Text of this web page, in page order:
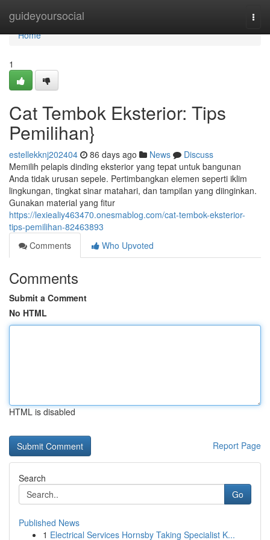
guideyoursocial
Home
Home
1
Cat Tembok Eksterior: Tips
Pemilihan}
estellekknj202404 86 days ago News
Discuss
Memilih pelapis dinding eksterior yang tepat untuk bangunan
Anda tidak urusan sepele. Pertimbangkan elemen seperti iklim
lingkungan, tingkat sinar matahari, dan tampilan yang diinginkan.
Gunakan material yang fitur
https://lexiealiy463470.onesmablog.com/cat-tembok-eksterior-
tips-pemilihan-82463893
Comments
Who Upvoted
Comments
Submit a Comment
No HTML
HTML is disabled
Report Page
Search
Go
Published News
1 Electrical Services Hornsby Taking Specialist K...